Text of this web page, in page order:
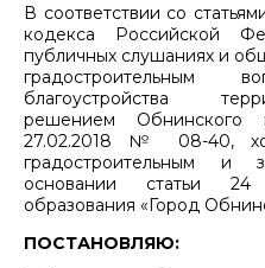
В соответствии со
кодекса Российской
публичных слушаниях и
градостроительным
благоустройства
решением Обнинского
27.02.2018 № 08-40,
градостроительным и
основании статьи 24
образования «Город
ПОСТАНОВЛЯЮ: